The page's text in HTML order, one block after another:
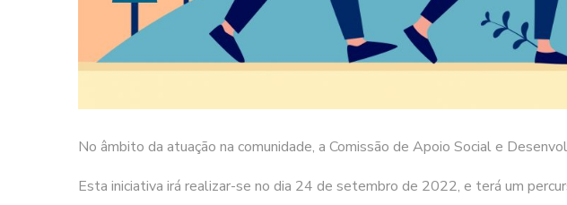
No âmbito da atuação na comunidade, a Comissão de Apoio Social e
Esta iniciativa irá realizar-se no dia 24 de setembro de 2022, e terá um